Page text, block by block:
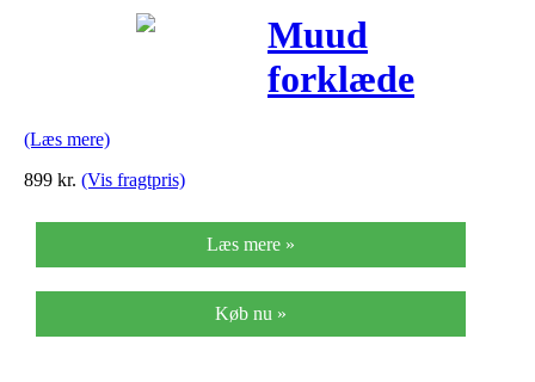
Muud
forklæde
(Læs mere)
899 kr. (Vis fragtpris)
Læs mere »
Køb nu »